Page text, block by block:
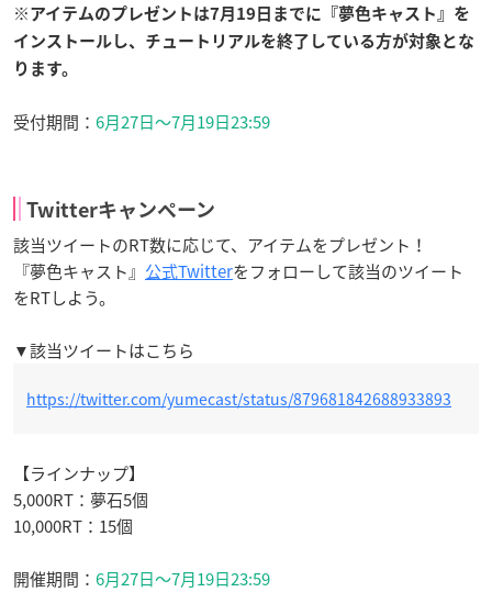
※アイテムのプレゼントは7月19日までに『夢色キャスト』を
インストールし、チュートリアルを終了している方が対象とな
ります。
受付期間： 6月27日〜7月19日23:59
Twitterキャンペーン
該当ツイートのRT数に応じて、アイテムをプレゼント！
『夢色キャスト』 公式Twitterをフォローして該当のツイート
をRTしよう。
▼該当ツイートはこちら
https://twitter.com/yumecast/status/879681842688933893
【ラインナップ】
5,000RT：夢石5個
10,000RT：15個
開催期間： 6月27日〜7月19日23:59